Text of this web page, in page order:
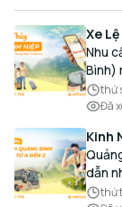
Xe
Đón
Nhu
Bình)
càng
nhu
thứ
Đã
Kinh
Đến
dẫn
thống
thứ